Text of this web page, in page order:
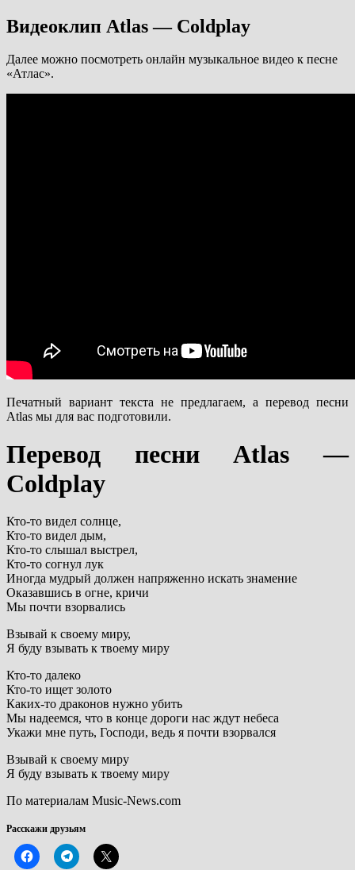
Видеоклип Atlas — Coldplay
Далее можно посмотреть онлайн музыкальное видео к песне
«Атлас».
Печатный вариант текста не предлагаем, а перевод песни
Atlas мы для вас подготовили.
Перевод песни Atlas —
Coldplay
Кто-то видел солнце,
Кто-то видел дым,
Кто-то слышал выстрел,
Кто-то согнул лук
Иногда мудрый должен напряженно искать знамение
Оказавшись в огне, кричи
Мы почти взорвались
Взывай к своему миру,
Я буду взывать к твоему миру
Кто-то далеко
Кто-то ищет золото
Каких-то драконов нужно убить
Мы надеемся, что в конце дороги нас ждут небеса
Укажи мне путь, Господи, ведь я почти взорвался
Взывай к своему миру
Я буду взывать к твоему миру
По материалам Music-News.com
Расскажи друзьям